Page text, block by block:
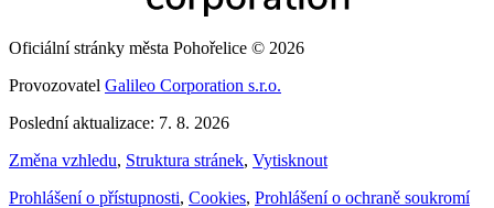
Oficiální stránky města Pohořelice © 2026
Provozovatel Galileo Corporation s.r.o.
Poslední aktualizace: 7. 8. 2026
Změna vzhledu, Struktura stránek, Vytisknout
Prohlášení o přístupnosti, Cookies, Prohlášení o ochraně soukromí